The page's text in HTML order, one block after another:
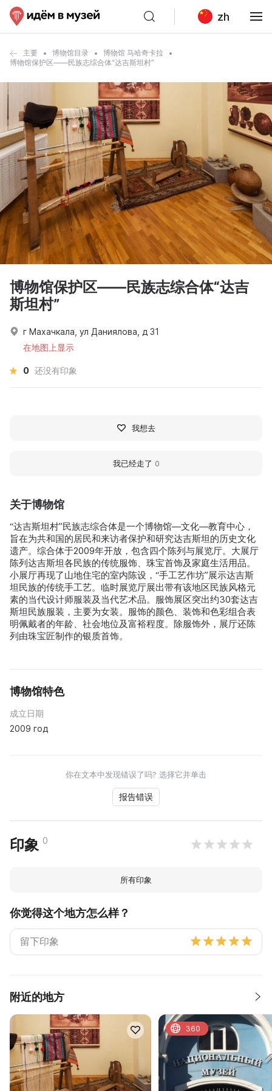
zh
主要 博物馆目录
博物馆 马哈奇卡拉
博物馆保护区——民族志综合体“达吉斯坦村”
关于博物馆
“达吉斯坦村”民族志综合体是一个博物馆—文化—教育中心，
旨在为共和国的居民和来访者保护和研究达吉斯坦的历史文化
遗产。综合体于2009年开放，包含四个陈列与展览厅。大展厅
陈列达吉斯坦各民族的传统服饰、珠宝首饰及家庭生活用品。
小展厅再现了山地住宅的室内陈设，“手工艺作坊”展示达吉斯
坦民族的传统手工艺。临时展览厅展出带有该地区民族风格元
素的当代设计师服装及当代艺术品。服饰展区突出约30套达吉
斯坦民族服装，主要为女装。服饰的颜色、装饰和色彩组合表
明佩戴者的年龄、社会地位及富裕程度。除服饰外，展厅还陈
列由珠宝匠制作的银质首饰。
博物馆特色
成立日期
2009 год
你在文本中发现错误了吗? 选择它并单击
报告错误
印象 0
所有印象
你觉得这个地方怎么样？
附近的地方
360
博物馆保护区——民族志综合体“达吉
斯坦村”
г Махачкала, ул Даниялова, д 31
在地图上显示
0 还没有印象
我想去
我已经走了 0